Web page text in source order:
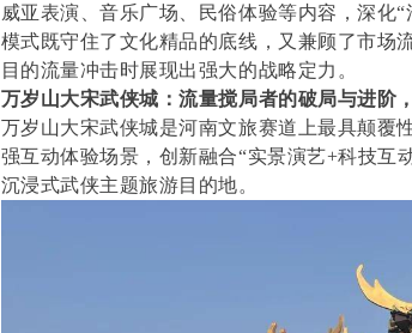
威亚表演、音乐广场、民俗体验等内容，深化
模式既守住了文化精品的底线，又兼顾了市场
目的流量冲击时展现出强大的战略定力。
万岁山大宋武侠城：流量搅局者的破局与进阶
万岁山大宋武侠城是河南文旅赛道上最具颠覆
强互动体验场景，创新融合“实景演艺+科技互
沉浸式武侠主题旅游目的地。